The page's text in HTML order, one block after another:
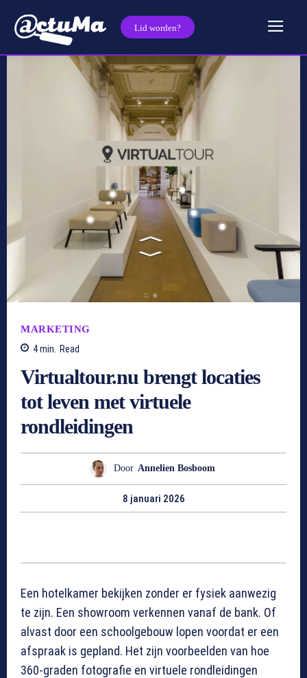
Lid worden?
MARKETING
4min. Read
Virtualtour.nu brengt locaties
tot leven met virtuele
rondleidingen
Door Annelien Bosboom
8 januari 2026
Een hotelkamer bekijken zonder er fysiek aanwezig
te zijn. Een showroom verkennen vanaf de bank. Of
alvast door een schoolgebouw lopen voordat er een
afspraak is gepland. Het zijn voorbeelden van hoe
360-graden fotografie en virtuele rondleidingen